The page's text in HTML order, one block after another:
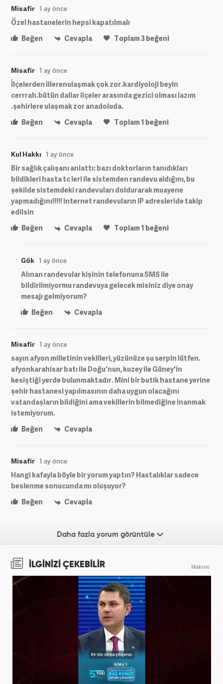
Misafir 1 ay önce
Özel hastanelerin hepsi kapatılmalı
Beğen
Cevapla Toplam3beğeni
Misafir 1 ay önce
İlçelerden illerenulaşmak çok zor.kardiyoloji beyin
cerrrah.bütün dallar ilçeler arasında gezici olması lazım
.şehirlere ulaşmak zor anadoluda.
Beğen
Cevapla Toplam1 beğeni
Kul Hakkı 1 ay önce
Bir sağlık çalışanı anlattı: bazı doktorların tanıdıkları
bildikleri hasta tc leri ile sistemden randevu aldığını, bu
şekilde sistemdeki randevuları doldurarak muayene
yapmadığını!!!!! internet randevuların IP adresleride takip
edilsin
Beğen
Cevapla Toplam1 beğeni
Gök 1 ay önce
Alınan randevular kişinin telefonuna SMS ile
bildirilmiyormu randevuya gelecek misiniz diye onay
mesajı gelmiyorum?
Beğen
Cevapla
Misafir 1 ay önce
sayın afyon milletinin vekilleri, yüzünüze şu serpin lütfen.
afyonkarahisar batı ile Doğu'nun, kuzey ile Güney'in
kesiştiği yerde bulunmaktadır. Mini bir butik hastane yerine
şehir hastanesi yapılmasının daha uygun olacağını
vatandaşların bildiğini ama vekillerin bilmediğine inanmak
istemiyorum.
Beğen
Cevapla
Misafir 1 ay önce
Hangi kafayla böyle bir yorum yaptın? Hastalıklar sadece
beslenme sonucunda mı oluşuyor?
Beğen
Cevapla
Daha fazla yorum görüntüle
İLGİNİZİ ÇEKEBİLİR Makroo